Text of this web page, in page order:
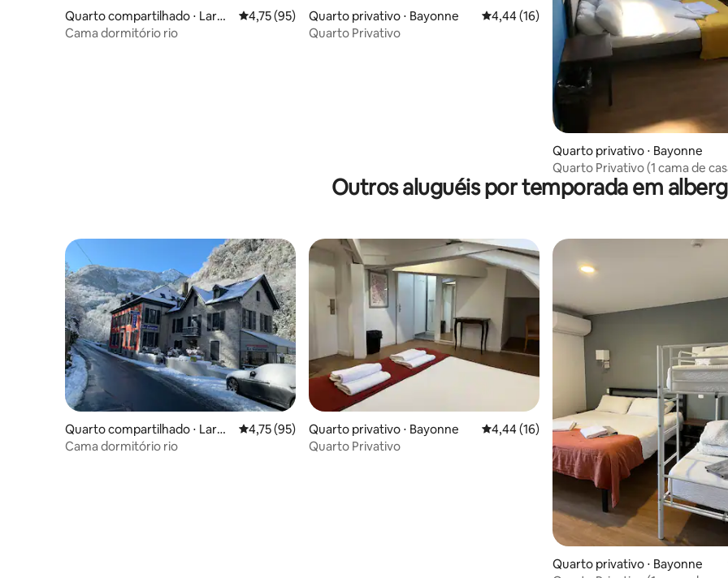
Quarto compartilhado ⋅ Larun
s
4,75 de uma avaliação média de 5, 95 avaliações
4,75 (95)
Cama dormitório rio
Quarto privativo ⋅ Bayonne 4,44 de uma avaliação média de 5, 16
4,44 (16)
Quarto Privativo
Quarto privativo ⋅ Bayonne
Quarto Privativo (1 cama de
cama de solteiro)
Outros aluguéis por temporada em
Quarto compartilhado ⋅ Larun
s
4,75 de uma avaliação média de 5, 95 avaliações
4,75 (95)
Cama dormitório rio
Quarto privativo ⋅ Bayonne 4,44 de uma avaliação média de 5, 16
4,44 (16)
Quarto Privativo
Quarto privativo ⋅ Bayonne